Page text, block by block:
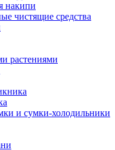
накипи
чистящие средства
растениями
и сумки-холодильники